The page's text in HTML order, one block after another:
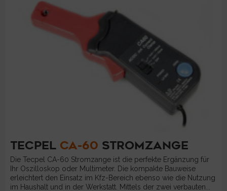
TECPEL CA-60 STROMZANGE
Die Tecpel CA-60 Stromzange ist die perfekte Ergänzung für
Ihr Oszilloskop oder Multimeter. Die kompakte Bauweise
erleichtert den Einsatz im Kfz-Bereich ebenso wie die Nutzung
im Haushalt und in der Werkstatt. Mittels der zwei verbauten...